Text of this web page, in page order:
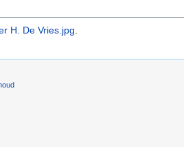
H. De Vries.jpg.